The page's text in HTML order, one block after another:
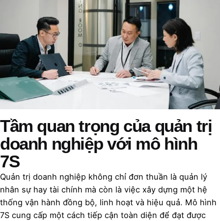
Tầm quan trọng của quản trị
doanh nghiệp với mô hình
7S
Quản trị doanh nghiệp không chỉ đơn thuần là quản lý
nhân sự hay tài chính mà còn là việc xây dựng một hệ
thống vận hành đồng bộ, linh hoạt và hiệu quả. Mô hình
7S cung cấp một cách tiếp cận toàn diện để đạt được